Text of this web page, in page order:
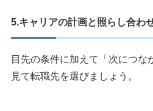
5.キャリアの計画と照らし合わ
目先の条件に加えて「次につな
見て転職先を選びましょう。